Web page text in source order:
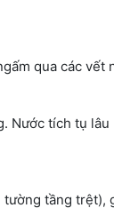
qua các vết
Nước tích tụ
tầng trệt),